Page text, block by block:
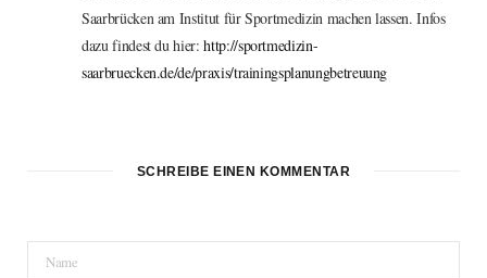
Saarbrücken am Institut für Sportmedizin machen lassen. Infos
dazu findest du hier:http://sportmedizin-
saarbruecken.de/de/praxis/trainingsplanungbetreuung
SCHREIBE EINEN KOMMENTAR